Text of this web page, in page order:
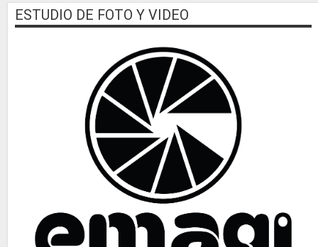
ESTUDIO DE FOTO Y VIDEO